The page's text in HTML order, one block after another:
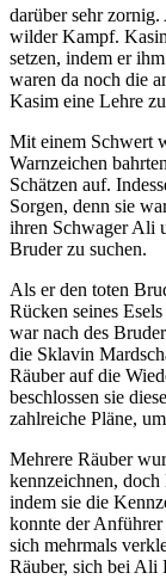
darüber sehr
wilder Kampf.
setzen, indem er
waren da noch die
Kasim eine Lehre
Mit einem Schwert
Warnzeichen
Schätzen auf.
Sorgen, denn sie
ihren Schwager Ali
Bruder zu suchen.
Als er den toten
Rücken seines
war nach des
die Sklavin
Räuber auf die
beschlossen sie
zahlreiche Pläne,
Mehrere Räuber
kennzeichnen, doch
indem sie die
konnte der Anführer
sich mehrmals
Räuber, sich bei Ali